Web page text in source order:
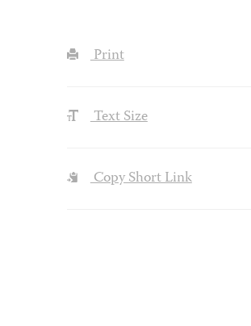
Print
Text Size
Copy Short Link